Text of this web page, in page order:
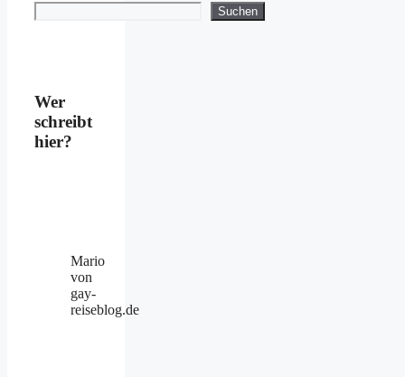
Suchen Suchen
Wer
schreibt
hier?
Mario
von
gay-
reiseblog.de